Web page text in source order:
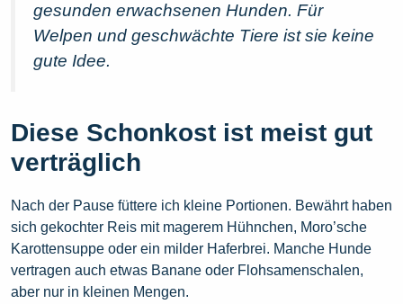
gesunden erwachsenen Hunden. Für
Welpen und geschwächte Tiere ist sie keine
gute Idee.
Diese Schonkost ist meist gut
verträglich
Nach der Pause füttere ich kleine Portionen. Bewährt haben
sich gekochter Reis mit magerem Hühnchen, Moro’sche
Karottensuppe oder ein milder Haferbrei. Manche Hunde
vertragen auch etwas Banane oder Flohsamenschalen,
aber nur in kleinen Mengen.